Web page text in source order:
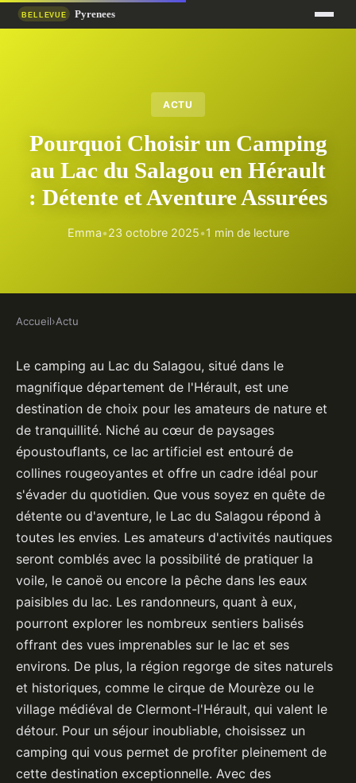
ACTU
Pourquoi Choisir un Camping
au Lac du Salagou en Hérault
: Détente et Aventure Assurées
Emma•23 octobre 2025•1 min de lecture
Accueil›Actu
Le camping au Lac du Salagou, situé dans le
magnifique département de l'Hérault, est une
destination de choix pour les amateurs de nature et
de tranquillité. Niché au cœur de paysages
époustouflants, ce lac artificiel est entouré de
collines rougeoyantes et offre un cadre idéal pour
s'évader du quotidien. Que vous soyez en quête de
détente ou d'aventure, le Lac du Salagou répond à
toutes les envies. Les amateurs d'activités nautiques
seront comblés avec la possibilité de pratiquer la
voile, le canoë ou encore la pêche dans les eaux
paisibles du lac. Les randonneurs, quant à eux,
pourront explorer les nombreux sentiers balisés
offrant des vues imprenables sur le lac et ses
environs. De plus, la région regorge de sites naturels
et historiques, comme le cirque de Mourèze ou le
village médiéval de Clermont-l'Hérault, qui valent le
détour. Pour un séjour inoubliable, choisissez un
camping qui vous permet de profiter pleinement de
cette destination exceptionnelle. Avec des